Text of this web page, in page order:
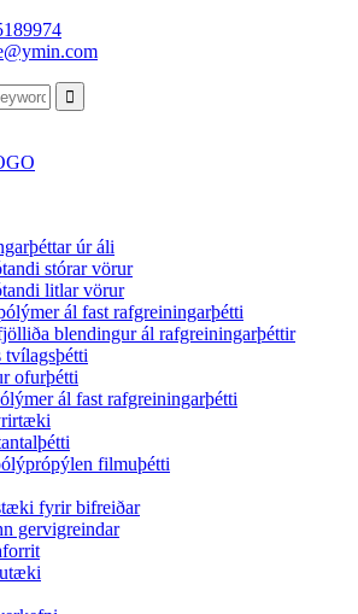
úr áli
stórar vörur
litlar vörur
ál fast rafgreiningarþétti
blendingur ál rafgreiningarþéttir
tvílagsþétti
ofurþétti
ál fast rafgreiningarþétti
filmuþétti
fyrir bifreiðar
gervigreindar